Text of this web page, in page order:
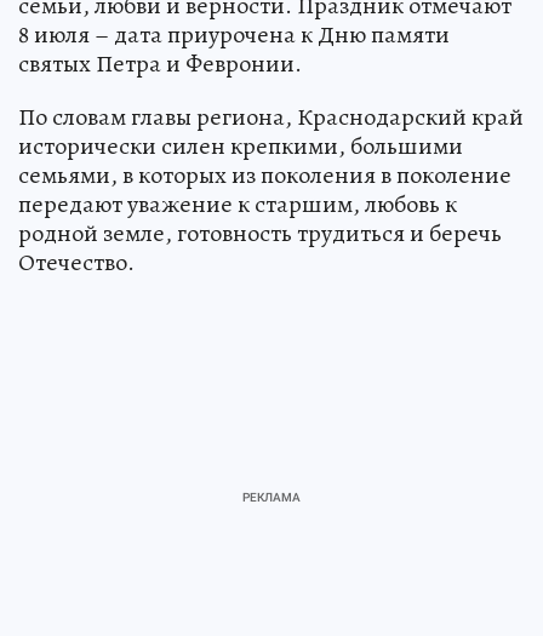
8 июля – дата приурочена к Дню памяти
святых Петра и Февронии.
По словам главы региона, Краснодарский край
исторически силен крепкими, большими
семьями, в которых из поколения в поколение
передают уважение к старшим, любовь к
родной земле, готовность трудиться и беречь
Отечество.